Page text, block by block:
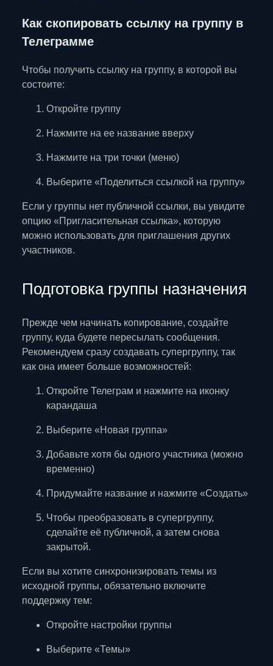
Как скопировать ссылку на группу в
Телеграмме
Чтобы получить ссылку на группу, в которой вы
состоите:
Откройте группу
Нажмите на ее название вверху
Нажмите на три точки (меню)
Выберите «Поделиться ссылкой на группу»
Если у группы нет публичной ссылки, вы увидите
опцию «Пригласительная ссылка», которую
можно использовать для приглашения других
участников.
Подготовка группы назначения
Прежде чем начинать копирование, создайте
группу, куда будете пересылать сообщения.
Рекомендуем сразу создавать супергруппу, так
как она имеет больше возможностей:
Откройте Телеграм и нажмите на иконку
карандаша
Выберите «Новая группа»
Добавьте хотя бы одного участника (можно
временно)
Придумайте название и нажмите «Создать»
Чтобы преобразовать в супергруппу,
сделайте её публичной, а затем снова
закрытой.
Если вы хотите синхронизировать темы из
исходной группы, обязательно включите
поддержку тем:
Откройте настройки группы
Выберите «Темы»